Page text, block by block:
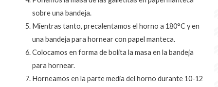
sobre una bandeja.
Mientras tanto, precalentamos el horno a 180°C y en
una bandeja para hornear con papel manteca.
Colocamos en forma de bolita la masa en la bandeja
para hornear.
Horneamos en la parte media del horno durante 10-12